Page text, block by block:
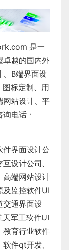
是一
卓越的国内外
B端界面设
图标定制
用
网站设计
平
电话：
件界面设计公
互设计公司
高端网站设计
及监控软件UI
交通界面设
天军工软件UI
教育行业软件
软件qt开发